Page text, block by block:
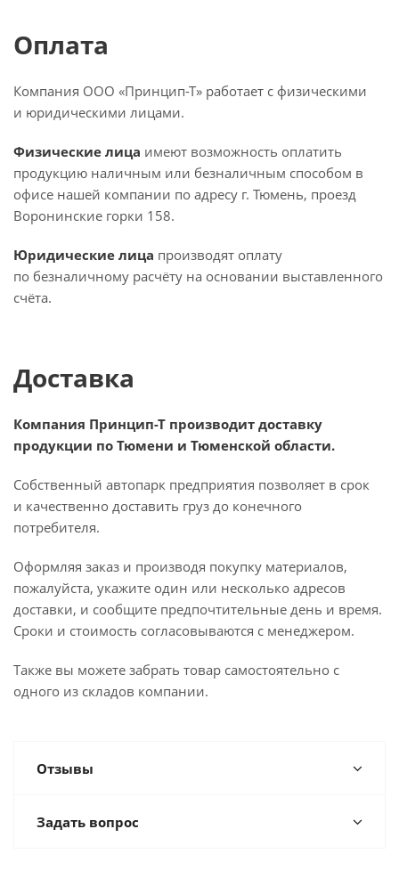
Оплата
Компания ООО «Принцип-Т» работает с физическими
и юридическими лицами.
Физические лица имеют возможность оплатить
продукцию наличным или безналичным способом в
офисе нашей компании по адресу г. Тюмень, проезд
Воронинские горки 158.
Юридические лица производят оплату
по безналичному расчёту на основании выставленного
счёта.
Доставка
Компания Принцип-Т производит доставку
продукции по Тюмени и Тюменской области.
Собственный автопарк предприятия позволяет в срок
и качественно доставить груз до конечного
потребителя.
Оформляя заказ и производя покупку материалов,
пожалуйста, укажите один или несколько адресов
доставки, и сообщите предпочтительные день и время.
Сроки и стоимость согласовываются с менеджером.
Также вы можете забрать товар самостоятельно с
одного из складов компании.
Отзывы
Задать вопрос